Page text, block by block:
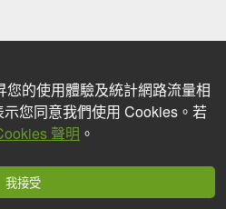
的使用體驗及統計網路流量相
您同意我們使用 Cookies。若
聲明 。
我接受